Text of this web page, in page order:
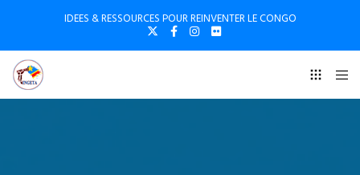
IDEES & RESSOURCES POUR REINVENTER LE CONGO